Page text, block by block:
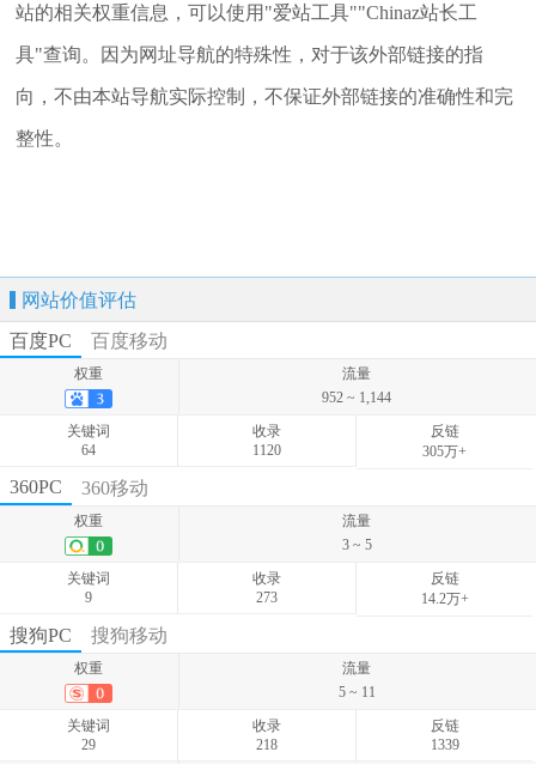
站的相关权重信息，可以使用"爱站工具""Chinaz站长工
具"查询。因为网址导航的特殊性，对于该外部链接的指
向，不由本站导航实际控制，不保证外部链接的准确性和完
整性。
网站价值评估
百度PC
百度移动
权重
流量
952 ~ 1,144
关键词
64
收录
1120
反链
305万+
权重
关键词
55
360PC 360移动
权重
流量
3 ~ 5
关键词
9
收录
273
反链
14.2万+
权重
关键词
95
搜狗PC 搜狗移动
权重
流量
5 ~ 11
关键词
29
收录
218
反链
1339